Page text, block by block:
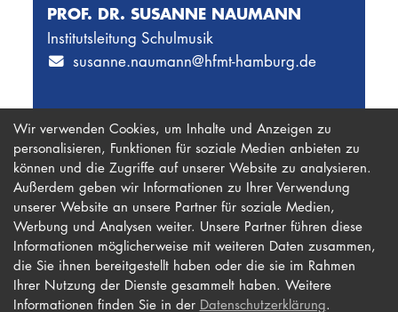
Gehörbildung)
Prof. Joachim Preu (Posaune)
Naomi Seiler
(Viola)
Erek Siebel
(Klavier)
Dr. Benjamin Sprick
(Violoncello)
Sabine Szameit* (Gesang)
Rainer Thomsen* (Gesang)
PROF. DR. SUSANNE NAUMANN
Institutsleitung Schulmusik
susanne.naumann@hfmt-hamburg.de
Impressum
Datenschutz
Kontakt
Newsletter
Barrierefreiheit
Wir verwenden Cookies, um Inhalte und Anzeigen zu
personalisieren, Funktionen für soziale Medien anbieten zu
können und die Zugriffe auf unserer Website zu analysieren.
Außerdem geben wir Informationen zu Ihrer Verwendung
unserer Website an unsere Partner für soziale Medien,
Werbung und Analysen weiter. Unsere Partner führen diese
Informationen möglicherweise mit weiteren Daten zusammen,
die Sie ihnen bereitgestellt haben oder die sie im Rahmen
Ihrer Nutzung der Dienste gesammelt haben. Weitere
Informationen finden Sie in der Datenschutzerklärung.